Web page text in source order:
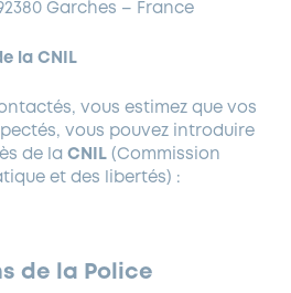
Garches – France
la CNIL
vous estimez que vos
vous pouvez introduire
de la CNIL (Commission
et des libertés) :
de la Police